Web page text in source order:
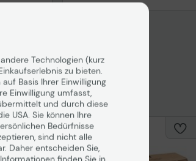
Technologien (kurz
zu bieten.
auf Basis Ihrer Einwilligung
Einwilligung umfasst,
und durch diese
USA. Sie können Ihre
Bedürfnisse
sind nicht alle
Daher entscheiden Sie,